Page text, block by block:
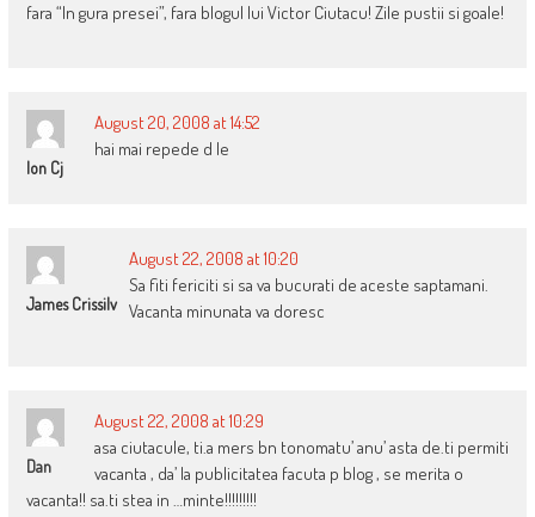
fara “In gura presei”, fara blogul lui Victor Ciutacu! Zile pustii si goale!
Ion Cj
August 20, 2008 at 14:52
hai mai repede d le
James Crissilv
August 22, 2008 at 10:20
Sa fiti fericiti si sa va bucurati de aceste saptamani.
Vacanta minunata va doresc
Dan
August 22, 2008 at 10:29
asa ciutacule, ti.a mers bn tonomatu’ anu’ asta de.ti permiti
vacanta , da’ la publicitatea facuta p blog , se merita o
vacanta!! sa.ti stea in …minte!!!!!!!!!